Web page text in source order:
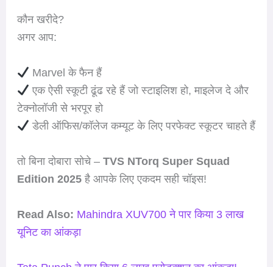
कौन खरीदे?
अगर आप:
Marvel के फैन हैं
एक ऐसी स्कूटी ढूंढ रहे हैं जो स्टाइलिश हो, माइलेज दे और
टेक्नोलॉजी से भरपूर हो
डेली ऑफिस/कॉलेज कम्यूट के लिए परफेक्ट स्कूटर चाहते हैं
तो बिना दोबारा सोचे – TVS NTorq Super Squad
Edition 2025है आपके लिए एकदम सही चॉइस!
Read Also: Mahindra XUV700 ने पार किया 3 लाख
यूनिट का आंकड़ा